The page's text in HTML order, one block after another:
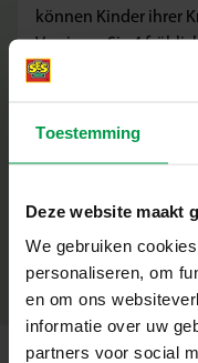
Toestemming
Deze website maakt
We gebruiken
personaliseren, om
en om ons
informatie over uw
partners voor social
können Kinder ihrer
Verzieren Sie 4
Glasperlen auffädeln
Jahren geeignet ist.
Inhalt der Verpackung
4 Stickkarten
Stickfilz
Sticknadel
Glasperlen
Produktnummer|
Teilen Sie dieses Produkt